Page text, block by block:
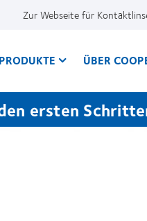
Zur Webseite für
ÜBER
ersten